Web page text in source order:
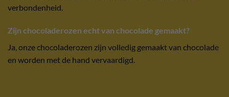
verbondenheid.
Zijn chocoladerozen echt van chocolade gemaakt?
Ja, onze chocoladerozen zijn volledig gemaakt van chocolade
en worden met de hand vervaardigd.